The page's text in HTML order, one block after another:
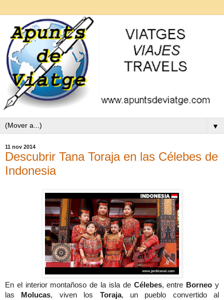
▼
11 nov 2014
Descubrir Tana Toraja en las Célebes de
Indonesia
En el interior montañoso de la isla de Célebes, entre Borneoy
las
Molucas, viven los Toraja, un pueblo convertido al